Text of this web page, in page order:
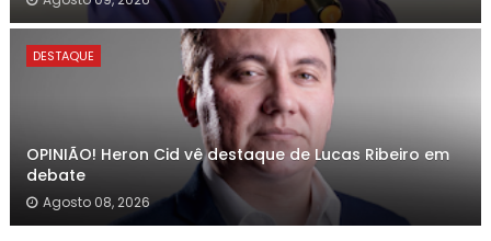
DESTAQUE
OPINIÃO! Heron Cid vê destaque de Lucas Ribeiro em
debate
Agosto 08, 2026